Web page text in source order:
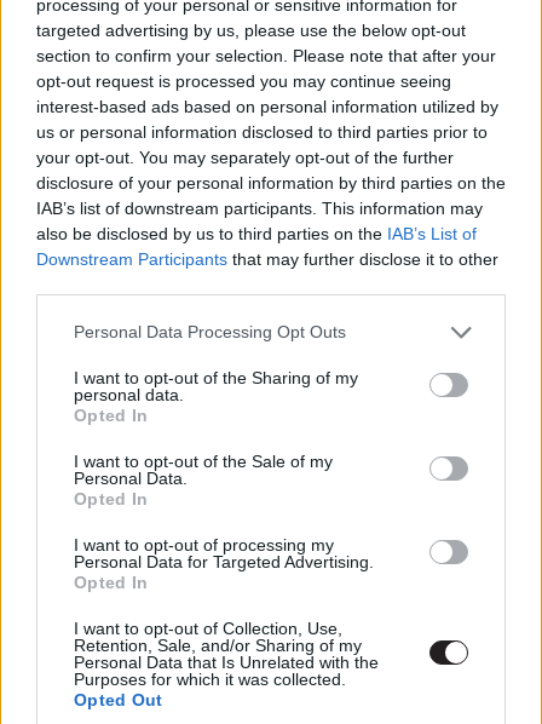
processing of your personal or sensitive information for
targeted advertising by us, please use the below opt-out
section to confirm your selection. Please note that after your
opt-out request is processed you may continue seeing
interest-based ads based on personal information utilized by
us or personal information disclosed to third parties prior to
your opt-out. You may separately opt-out of the further
disclosure of your personal information by third parties on the
IAB’s list of downstream participants. This information may
also be disclosed by us to third parties on the IAB’s List of
Downstream Participants that may further disclose it to other
Please note that this website/app uses one or more Google
not limited to your visit or usage behaviour. You may click to
grant or deny consent to Google and its third-party tags to
use your data for below specified purposes in below Google
consent section.
Personal Data Processing Opt Outs
I want to opt-out of the Sharing of my
personal data.
Opted In
I want to opt-out of the Sale of my
Personal Data.
Opted In
I want to opt-out of processing my
Personal Data for Targeted Advertising.
Opted In
I want to opt-out of Collection, Use,
Retention, Sale, and/or Sharing of my
Personal Data that Is Unrelated with the
Purposes for which it was collected.
Opted Out
ezt, akkor annak azt tanácsoljuk, ha teheti, ne is nézzen
utána semminek a történettel kapcsolatban most már.
Legyen elég annyi, hogy a Föld első kapcsolatfelvételét
meséli el korokon átívelve, de teszi mindezt olyan okos,
mély filozófiai kérdéseket boncolgatva, közben pedig
nagyszabású és izgalmas formában, amilyenhez
foghatót nem mindennap látni.
A sorozatért egyébként David Benioff, D.B. Weiss (a
Trónok harca sorozat készítői) és Alex Woo felel majd.
Előbbi kettő neve sokaknak rossz ómen lehet a Trónok
hogy csak úgy, mint a széria legjobb évadainál, úgy itt is
volt alapanyaguk könyv formájában a feldolgozáshoz,
el ez a projekt is. Főszerepben pedig olyan neveket
láthatunk, mint Eiza González (Rohammentő, Nyomd,
bébi, nyomd), Liam Cunningham (Trónok harca), Tsai Chin
(Shang-Chi), Benedict Wong (a Marvel-filmek Wongja),
John Bradley (Trónok harca), Jovan Adepo (A
hátrahagyottak), vagy Jonathan Pryce (A két pápa).